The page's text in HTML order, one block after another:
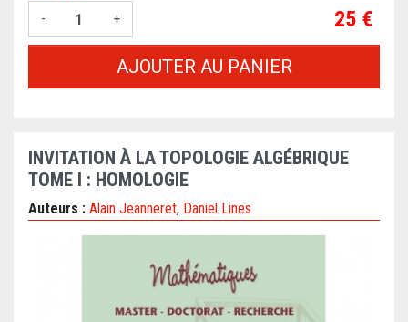
-
+ Prix
25 €
AJOUTER AU PANIER
INVITATION À LA TOPOLOGIE ALGÉBRIQUE
TOME I : HOMOLOGIE
Auteurs : Alain Jeanneret, Daniel Lines